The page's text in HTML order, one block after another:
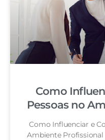
Como
Pessoas no
Como Influenciar e
Ambiente